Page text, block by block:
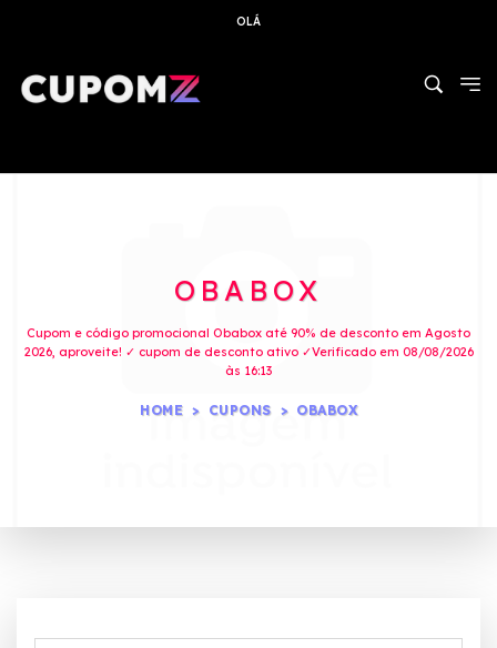
OLÁ
OBABOX
Cupom e código promocional Obabox até 90% de desconto em Agosto
2026, aproveite! ✓ cupom de desconto ativo ✓Verificado em 08/08/2026
às 16:13
HOME CUPONS OBABOX